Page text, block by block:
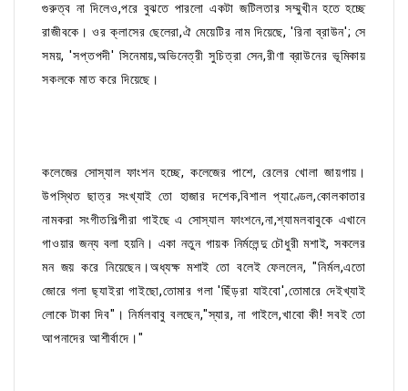
গুরুত্ব না দিলেও,পরে বুঝতে পারলো একটা জটিলতার সম্মুখীন হতে হচ্ছে
রাজীবকে। ওর ক্লাসের ছেলেরা,ঐ মেয়েটির নাম দিয়েছে, 'রিনা ব্রাউন'; সে
সময়, 'সপ্তপদী' সিনেমায়,অভিনেত্রী সুচিত্রা সেন,রীণা ব্রাউনের ভূমিকায়
সকলকে মাত করে দিয়েছে।
কলেজের সোস্যাল ফাংশন হচ্ছে, কলেজের পাশে, রেলের খোলা জায়গায়।
উপস্থিত ছাত্র সংখ্যাই তো হাজার দশেক,বিশাল প্যাণ্ডেল,কোলকাতার
নামকরা সংগীতশিল্পীরা গাইছে এ সোস্যাল ফাংশনে,না,শ্যামলবাবুকে এখানে
গাওয়ার জন্য বলা হয়নি। একা নতুন গায়ক নির্মলেন্দু চৌধুরী মশাই, সকলের
মন জয় করে নিয়েছেন।অধ্যক্ষ মশাই তো বলেই ফেললেন, "নির্মল,এতো
জোরে গলা ছ্যাইরা গাইছো,তোমার গলা 'ছিঁড়রা যাইবো',তোমারে দেইখ্যাই
লোকে টাকা দিব"। নির্মলবাবু বলছেন,"স্যার, না গাইলে,খাবো কী! সবই তো
আপনাদের আশীর্বাদে।"